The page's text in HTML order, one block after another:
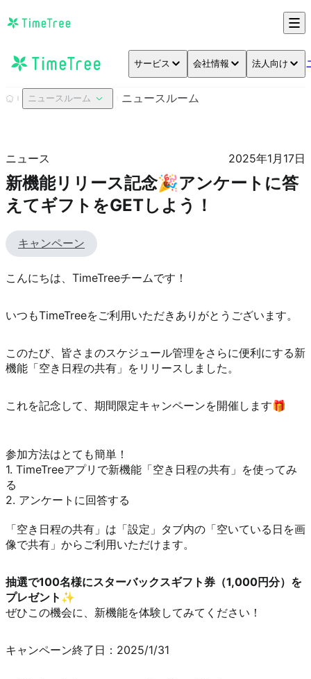
サービス 会社情報 法人向け
ニュースルーム ニュースルーム
ニュース 2025年1月17日
新機能リリース記念🎉アンケートに答
えてギフトをGETしよう！
キャンペーン
こんにちは、TimeTreeチームです！
いつもTimeTreeをご利用いただきありがとうございます。
このたび、皆さまのスケジュール管理をさらに便利にする新
機能「空き日程の共有」をリリースしました。
これを記念して、期間限定キャンペーンを開催します🎁
参加方法はとても簡単！
1. TimeTreeアプリで新機能「空き日程の共有」を使ってみ
る
2. アンケートに回答する
「空き日程の共有」は「設定」タブ内の「空いている日を画
像で共有」からご利用いただけます。
抽選で100名様にスターバックスギフト券（1,000円分）を
プレゼント✨
ぜひこの機会に、新機能を体験してみてください！
キャンペーン終了日：2025/1/31